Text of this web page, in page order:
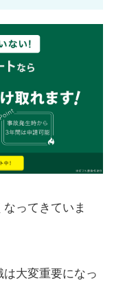
ってきていま
大変重要になっ